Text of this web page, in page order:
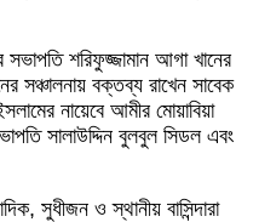
শরিফুজ্জামান আগা খানের
সঞ্চালনায় বক্তব্য রাখেন সাবেক
নায়েবে আমীর মোয়াবিয়া
সালাউদ্দিন বুলবুল সিডল এবং
সুধীজন ও স্থানীয় বাসিন্দারা